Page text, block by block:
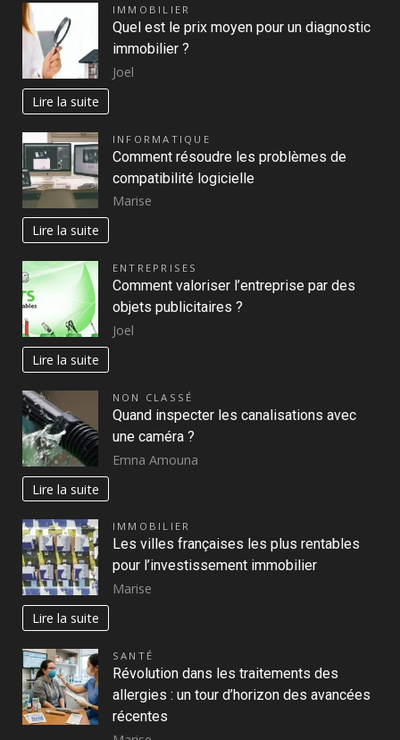
IMMOBILIER
Quel est le prix moyen pour un diagnostic
immobilier ?
Joel
Lire la suite
INFORMATIQUE
Comment résoudre les problèmes de
compatibilité logicielle
Marise
Lire la suite
ENTREPRISES
Comment valoriser l’entreprise par des
objets publicitaires ?
Joel
Lire la suite
NON CLASSÉ
Quand inspecter les canalisations avec
une caméra ?
Emna Amouna
Lire la suite
IMMOBILIER
Les villes françaises les plus rentables
pour l’investissement immobilier
Marise
Lire la suite
SANTÉ
Révolution dans les traitements des
allergies : un tour d’horizon des avancées
récentes